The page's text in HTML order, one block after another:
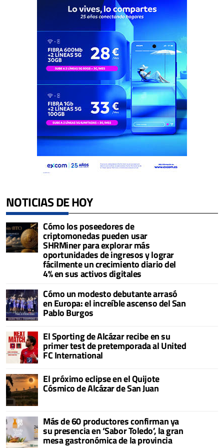
NOTICIAS DE HOY
Cómo los poseedores de
criptomonedas pueden usar
SHRMiner para explorar más
oportunidades de ingresos y lograr
fácilmente un crecimiento diario del
4% en sus activos digitales
Cómo un modesto debutante arrasó
en Europa: el increíble ascenso del San
Pablo Burgos
El Sporting de Alcázar recibe en su
primer test de pretemporada al United
FC International
El próximo eclipse en el Quijote
Cósmico de Alcázar de San Juan
Más de 60 productores confirman ya
su presencia en ‘Sabor Toledo’, la gran
mesa gastronómica de la provincia